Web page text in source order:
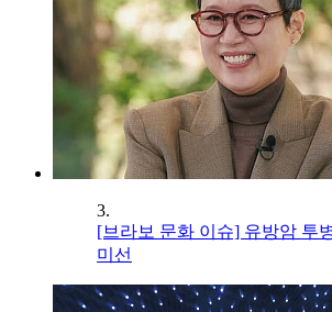
3.
[브라보 문화 이슈] 유방암 투
미선